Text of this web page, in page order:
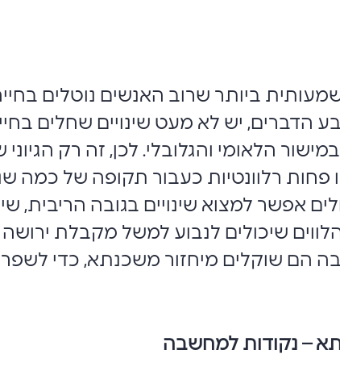
ביותר שרוב האנשים נוטלים
יש לא מעט שינויים שחלים
הלאומי והגלובלי. לכן, זה רק
פחות רלוונטיות כעבור תקופה של כמה
שחלים אפשר למצוא שינויים בגובה
שיכולים לנבוע למשל מקבלת ירושה
הם שוקלים מיחזור משכנתא, כדי לשפר
– נקודות למחשבה